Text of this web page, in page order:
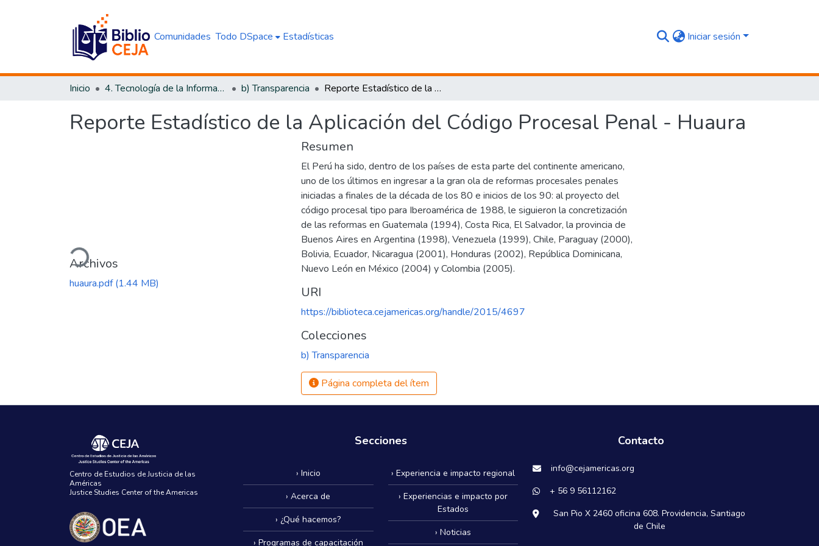
Comunidades Todo DSpace Estadísticas Iniciar sesión
Inicio 4. Tecnología de la Información y Transparencia b) Transparencia Reporte Estadístico de la Aplicación del Código Procesal Penal - Huaura
Reporte Estadístico de la Aplicación del Código Procesal Penal - Huaura
Cargando...
Archivos
huaura.pdf(1.44 MB)
Resumen
El Perú ha sido, dentro de los países de esta parte del continente americano,
uno de los últimos en ingresar a la gran ola de reformas procesales penales
iniciadas a finales de la década de los 80 e inicios de los 90: al proyecto del
código procesal tipo para Iberoamérica de 1988, le siguieron la concretización
de las reformas en Guatemala (1994), Costa Rica, El Salvador, la provincia de
Buenos Aires en Argentina (1998), Venezuela (1999), Chile, Paraguay (2000),
Bolivia, Ecuador, Nicaragua (2001), Honduras (2002), República Dominicana,
Nuevo León en México (2004) y Colombia (2005).
URI
https://biblioteca.cejamericas.org/handle/2015/4697
Colecciones
b) Transparencia
Página completa del ítem
Centro de Estudios de Justicia de las
Américas
Justice Studies Center of the Americas
Secciones
› Inicio
› Acerca de
› ¿Qué hacemos?
› Programas de capacitación
› Experiencia e impacto regional
› Experiencias e impacto por
Estados
› Noticias
Contacto
info@cejamericas.org
+ 56 9 56112162
San Pio X 2460 oficina 608. Providencia, Santiago
de Chile